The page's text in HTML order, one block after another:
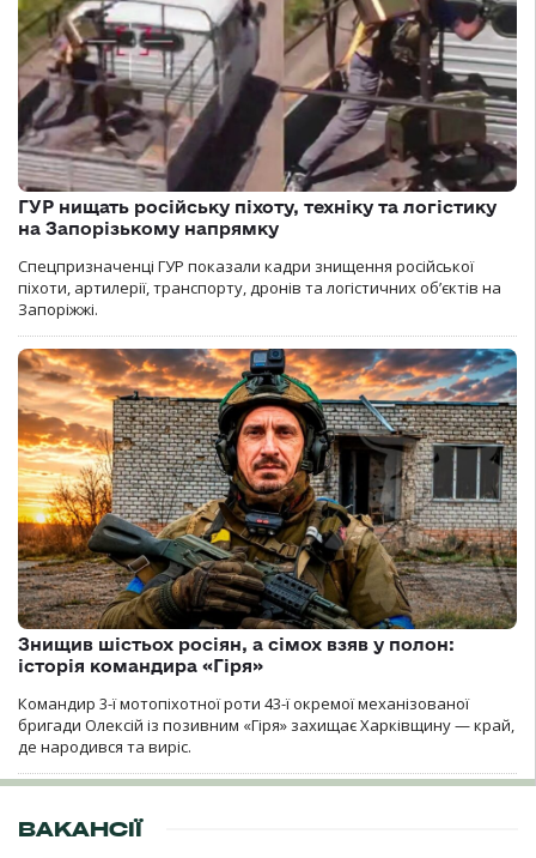
ГУР нищать російську піхоту, техніку та логістику
на Запорізькому напрямку
Спецпризначенці ГУР показали кадри знищення російської
піхоти, артилерії, транспорту, дронів та логістичних об’єктів на
Запоріжжі.
Знищив шістьох росіян, а сімох взяв у полон:
історія командира «Гіря»
Командир 3-ї мотопіхотної роти 43-ї окремої механізованої
бригади Олексій із позивним «Гіря» захищає Харківщину — край,
де народився та виріс.
ВАКАНСІЇ